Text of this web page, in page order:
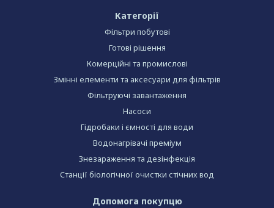
Категорії
Фільтри побутові
Готові рішення
Комерційні та промислові
Змінні елементи та аксесуари для фільтрів
Фільтруючі завантаження
Насоси
Гідробаки і ємності для води
Водонагрівачі преміум
Знезараження та дезінфекція
Станції біологічної очистки стічних вод
Допомога покупцю